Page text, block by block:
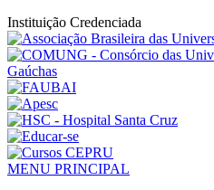
Instituição Credenciada
MENU PRINCIPAL